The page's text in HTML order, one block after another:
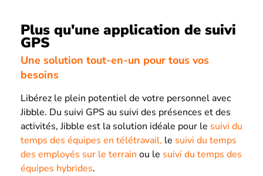
Plus qu'une application de suivi
GPS
Une solution tout-en-un pour tous vos
besoins
Libérez le plein potentiel de votre personnel avec
Jibble. Du suivi GPS au suivi des présences et des
activités, Jibble est la solution idéale pour le suivi du
temps des équipes en télétravail, le suivi du temps
des employés sur le terrain ou le suivi du temps des
équipes hybrides.